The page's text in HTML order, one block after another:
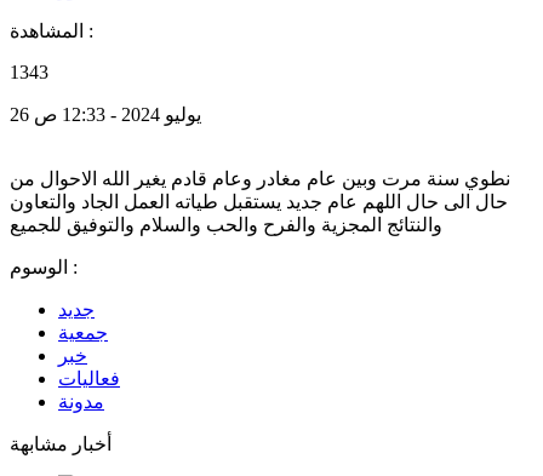
المشاهدة :
1343
26 يوليو 2024 - 12:33 ص
نطوي سنة مرت وبين عام مغادر وعام قادم يغير الله الاحوال من
حال الى حال اللهم عام جديد يستقبل طياته العمل الجاد والتعاون
والنتائج المجزية والفرح والحب والسلام والتوفيق للجميع
الوسوم :
جديد
جمعية
خبر
فعاليات
مدونة
أخبار مشابهة